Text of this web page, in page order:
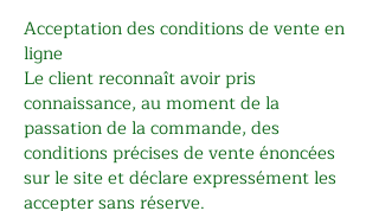
Acceptation des conditions de vente en
ligne
Le client reconnaît avoir pris
connaissance, au moment de la
passation de la commande, des
conditions précises de vente énoncées
sur le site et déclare expressément les
accepter sans réserve.